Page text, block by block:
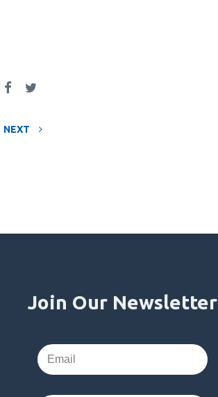
NEXT
Join Our Newsletter